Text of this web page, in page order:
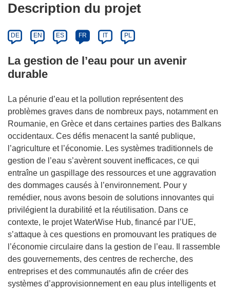
Description du projet
DE EN ES FR IT PL
La gestion de l’eau pour un avenir
durable
La pénurie d’eau et la pollution représentent des
problèmes graves dans de nombreux pays, notamment en
Roumanie, en Grèce et dans certaines parties des Balkans
occidentaux. Ces défis menacent la santé publique,
l’agriculture et l’économie. Les systèmes traditionnels de
gestion de l’eau s’avèrent souvent inefficaces, ce qui
entraîne un gaspillage des ressources et une aggravation
des dommages causés à l’environnement. Pour y
remédier, nous avons besoin de solutions innovantes qui
privilégient la durabilité et la réutilisation. Dans ce
contexte, le projet WaterWise Hub, financé par l’UE,
s’attaque à ces questions en promouvant les pratiques de
l’économie circulaire dans la gestion de l’eau. Il rassemble
des gouvernements, des centres de recherche, des
entreprises et des communautés afin de créer des
systèmes d’approvisionnement en eau plus intelligents et